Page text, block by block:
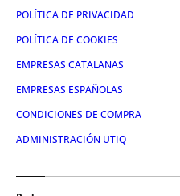
POLÍTICA DE PRIVACIDAD
POLÍTICA DE COOKIES
EMPRESAS CATALANAS
EMPRESAS ESPAÑOLAS
CONDICIONES DE COMPRA
ADMINISTRACIÓN UTIQ